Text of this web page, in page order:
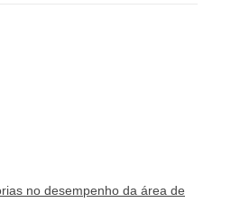
no desempenho da área de